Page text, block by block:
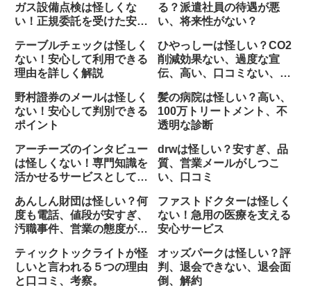
ガス設備点検は怪しくな
い！正規委託を受けた安全
ない
る？派遣社員の待遇が悪
い、将来性がない？
テーブルチェックは怪しく
ない！安心して利用できる
理由を詳しく解説
ひやっしーは怪しい？CO2
削減効果ない、過度な宣
伝、高い、口コミない、メ
野村證券のメールは怪しく
ない！安心して判別できる
ポイント
髪の病院は怪しい？高い、
100万トリートメント、不
透明な診断
アーチーズのインタビュー
は怪しくない！専門知識を
活かせるサービスとして注
drwは怪しい？安すぎ、品
質、営業メールがしつこ
い、口コミ
あんしん財団は怪しい？何
度も電話、値段が安すぎ、
汚職事件、営業の態度が悪
ファストドクターは怪しく
ない！急用の医療を支える
安心サービス
ティックトックライトが怪
しいと言われる５つの理由
と口コミ、考察。
オッズパークは怪しい？評
判、退会できない、退会面
倒、解約